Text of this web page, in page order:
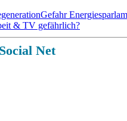
Gefahr
& TV gefährlich?
Net